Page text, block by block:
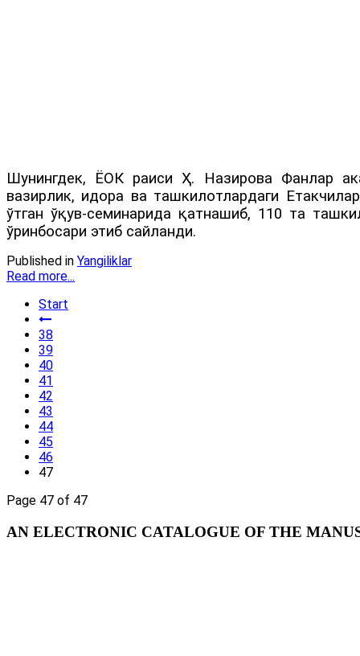
Шунингдек, ЁОК раиси Ҳ. Назирова Фанлар
вазирлик, идора ва ташкилотлардаги
ўтган ўқув-семинарида қатнашиб, 110 та
ўринбосари этиб сайланди.
Published in Yangiliklar
Read more...
Start
38
39
40
41
42
43
44
45
46
47
Page 47 of 47
AN ELECTRONIC CATALOGUE OF THE